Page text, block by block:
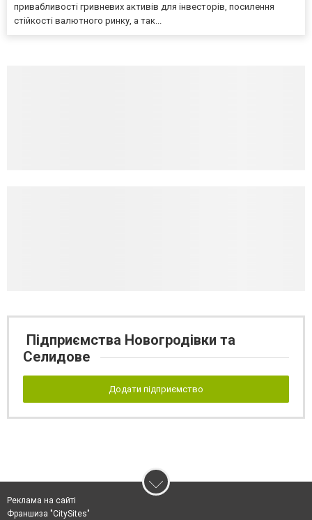
привабливості гривневих активів для інвесторів, посилення
стійкості валютного ринку, а так...
Підприємства Новогродівки та
Селидове
Додати підприємство
Реклама на сайті
Франшиза "CitySites"